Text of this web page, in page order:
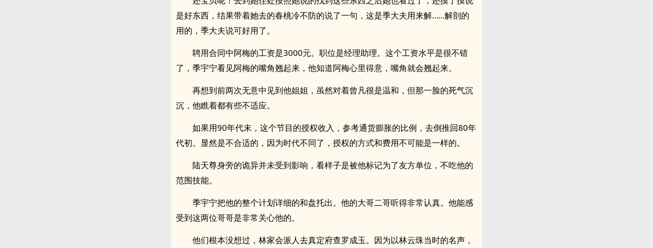
是好东西，结果带着她去的春桃冷不防的说了一句，这是季大夫用来解……解剖的
用的，季大夫说可好用了。
聘用合同中阿梅的工资是3000元。职位是经理助理。这个工资水平是很不错
了，季宇宁看见阿梅的嘴角翘起来，他知道阿梅心里得意，嘴角就会翘起来。
再想到前两次无意中见到他姐姐，虽然对着曾凡很是温和，但那一脸的死气沉
沉，他瞧着都有些不适应。
如果用90年代末，这个节目的授权收入，参考通货膨胀的比例，去倒推回80年
代初。显然是不合适的，因为时代不同了，授权的方式和费用不可能是一样的。
陆天尊身旁的诡异并未受到影响，看样子是被他标记为了友方单位，不吃他的
范围技能。
季宇宁把他的整个计划详细的和盘托出。他的大哥二哥听得非常认真。他能感
受到这两位哥哥是非常关心他的。
他们根本没想过，林家会派人去真定府查罗成玉。因为以林云珠当时的名声，